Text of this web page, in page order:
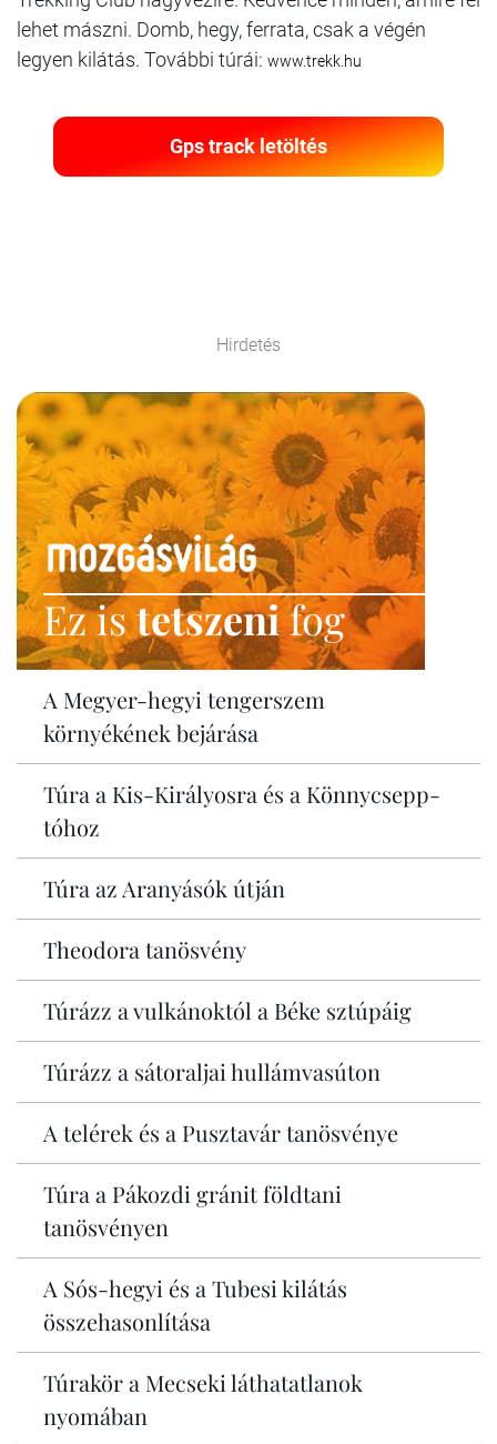
lehet mászni. Domb, hegy, ferrata, csak a végén
legyen kilátás. További túrái: www.trekk.hu
Gps track letöltés
Hirdetés
Ez istetszenifog
A Megyer-hegyi tengerszem
környékének bejárása
Túra a Kis-Királyosra és a Könnycsepp-
tóhoz
Túra az Aranyásók útján
Theodora tanösvény
Túrázz a vulkánoktól a Béke sztúpáig
Túrázz a sátoraljai hullámvasúton
A telérek és a Pusztavár tanösvénye
Túra a Pákozdi gránit földtani
tanösvényen
A Sós-hegyi és a Tubesi kilátás
összehasonlítása
Túrakör a Mecseki láthatatlanok
nyomában